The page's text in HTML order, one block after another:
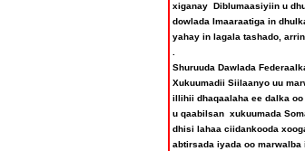
xiganay Diblumaasiyiin u
dowlada Imaaraatiga in
yahay in lagala tashado,
Shuruuda Dawlada
Xukuumadii Siilaanyo uu
illihii dhaqaalaha ee dalka
u qaabilsan xukuumada
dhisi lahaa ciidankooda
abtirsada iyada oo marwalba